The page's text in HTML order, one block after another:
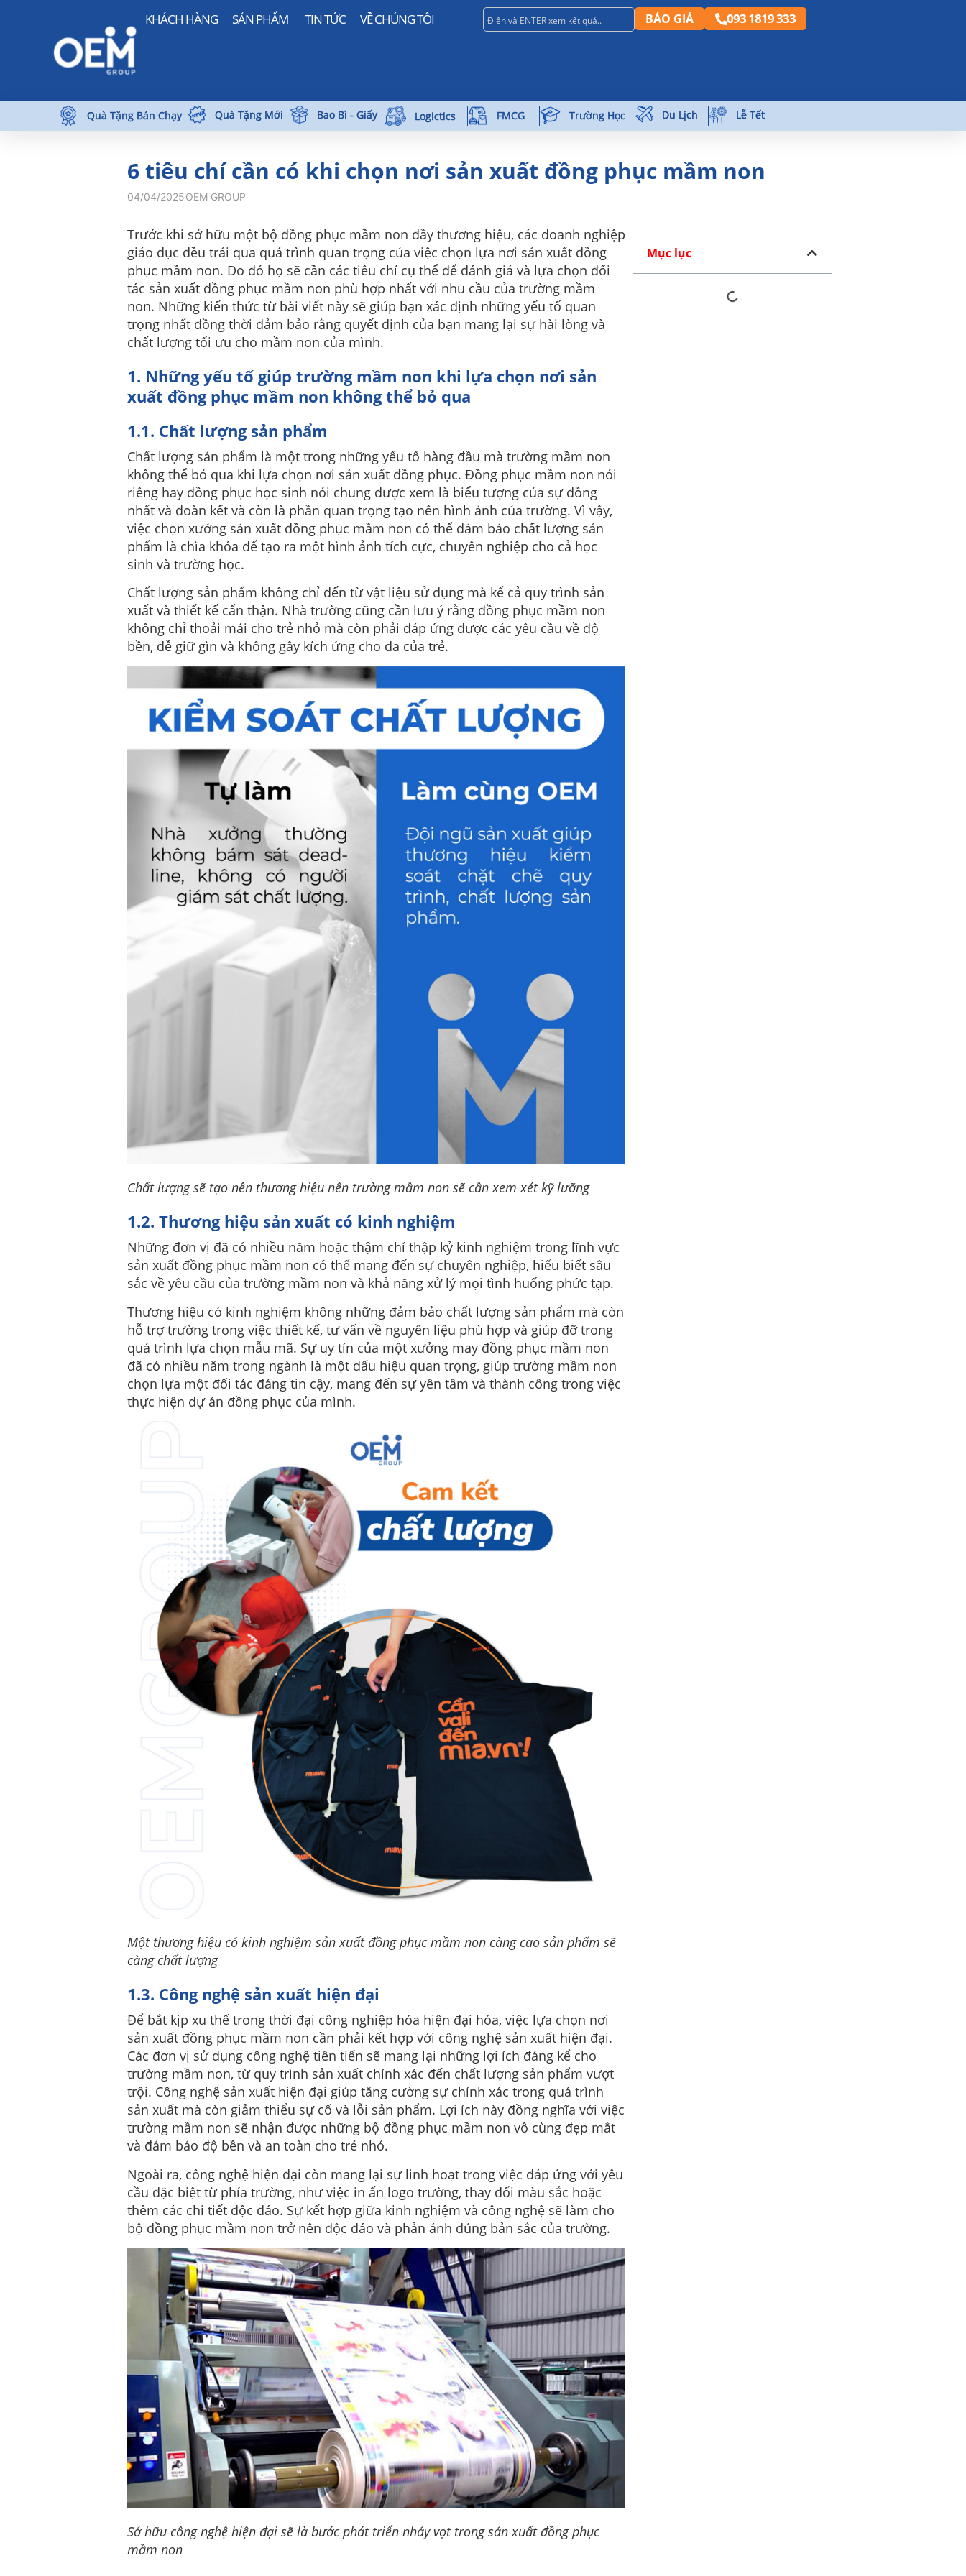
KHÁCH HÀNG SẢN PHẨM TIN TỨC VỀ CHÚNG TÔI BÁO GIÁ 093 1819 333
Quà Tặng Bán Chạy Quà Tặng Mới Bao Bì - Giấy Logictics FMCG Trường Học Du Lịch Lễ Tết
6 tiêu chí cần có khi chọn nơi sản xuất đồng phục mầm non
04/04/2025OEM GROUP
Trước khi sở hữu một bộ đồng phục mầm non đầy thương hiệu, các doanh nghiệp
giáo dục đều trải qua quá trình quan trọng của việc chọn lựa nơi sản xuất đồng
phục mầm non. Do đó họ sẽ cần các tiêu chí cụ thể để đánh giá và lựa chọn đối
tác sản xuất đồng phục mầm non phù hợp nhất với nhu cầu của trường mầm
non. Những kiến thức từ bài viết này sẽ giúp bạn xác định những yếu tố quan
trọng nhất đồng thời đảm bảo rằng quyết định của bạn mang lại sự hài lòng và
chất lượng tối ưu cho mầm non của mình.
1. Những yếu tố giúp trường mầm non khi lựa chọn nơi sản
xuất đồng phục mầm non không thể bỏ qua
1.1. Chất lượng sản phẩm
Chất lượng sản phẩm là một trong những yếu tố hàng đầu mà trường mầm non
không thể bỏ qua khi lựa chọn nơi sản xuất đồng phục. Đồng phục mầm non nói
riêng hay đồng phục học sinh nói chung được xem là biểu tượng của sự đồng
nhất và đoàn kết và còn là phần quan trọng tạo nên hình ảnh của trường. Vì vậy,
việc chọn xưởng sản xuất đồng phục mầm non có thể đảm bảo chất lượng sản
phẩm là chìa khóa để tạo ra một hình ảnh tích cực, chuyên nghiệp cho cả học
sinh và trường học.
Chất lượng sản phẩm không chỉ đến từ vật liệu sử dụng mà kể cả quy trình sản
xuất và thiết kế cẩn thận. Nhà trường cũng cần lưu ý rằng đồng phục mầm non
không chỉ thoải mái cho trẻ nhỏ mà còn phải đáp ứng được các yêu cầu về độ
bền, dễ giữ gìn và không gây kích ứng cho da của trẻ.
Chất lượng sẽ tạo nên thương hiệu nên trường mầm non sẽ cần xem xét kỹ lưỡng
1.2. Thương hiệu sản xuất có kinh nghiệm
Những đơn vị đã có nhiều năm hoặc thậm chí thập kỷ kinh nghiệm trong lĩnh vực
sản xuất đồng phục mầm non có thể mang đến sự chuyên nghiệp, hiểu biết sâu
sắc về yêu cầu của trường mầm non và khả năng xử lý mọi tình huống phức tạp.
Thương hiệu có kinh nghiệm không những đảm bảo chất lượng sản phẩm mà còn
hỗ trợ trường trong việc thiết kế, tư vấn về nguyên liệu phù hợp và giúp đỡ trong
quá trình lựa chọn mẫu mã. Sự uy tín của một xưởng may đồng phục mầm non
đã có nhiều năm trong ngành là một dấu hiệu quan trọng, giúp trường mầm non
chọn lựa một đối tác đáng tin cậy, mang đến sự yên tâm và thành công trong việc
thực hiện dự án đồng phục của mình.
Một thương hiệu có kinh nghiệm sản xuất đồng phục mầm non càng cao sản phẩm sẽ
càng chất lượng
1.3. Công nghệ sản xuất hiện đại
Để bắt kịp xu thế trong thời đại công nghiệp hóa hiện đại hóa, việc lựa chọn nơi
sản xuất đồng phục mầm non cần phải kết hợp với công nghệ sản xuất hiện đại.
Các đơn vị sử dụng công nghệ tiên tiến sẽ mang lại những lợi ích đáng kể cho
trường mầm non, từ quy trình sản xuất chính xác đến chất lượng sản phẩm vượt
trội. Công nghệ sản xuất hiện đại giúp tăng cường sự chính xác trong quá trình
sản xuất mà còn giảm thiểu sự cố và lỗi sản phẩm. Lợi ích này đồng nghĩa với việc
trường mầm non sẽ nhận được những bộ đồng phục mầm non vô cùng đẹp mắt
và đảm bảo độ bền và an toàn cho trẻ nhỏ.
Ngoài ra, công nghệ hiện đại còn mang lại sự linh hoạt trong việc đáp ứng với yêu
cầu đặc biệt từ phía trường, như việc in ấn logo trường, thay đổi màu sắc hoặc
thêm các chi tiết độc đáo. Sự kết hợp giữa kinh nghiệm và công nghệ sẽ làm cho
bộ đồng phục mầm non trở nên độc đáo và phản ánh đúng bản sắc của trường.
Sở hữu công nghệ hiện đại sẽ là bước phát triển nhảy vọt trong sản xuất đồng phục
mầm non
Mục lục